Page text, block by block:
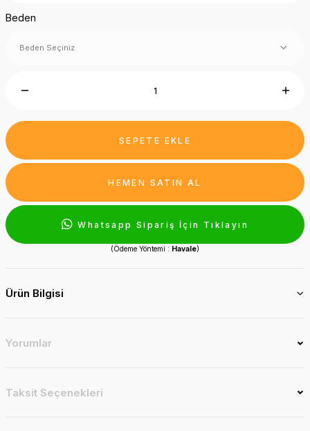
Beden
SEPETE EKLE
HEMEN SATIN AL
Whatsapp Sipariş İçin Tıklayın
(Ödeme Yöntemi : Havale)
Ürün Bilgisi
Yorumlar
Taksit Seçenekleri